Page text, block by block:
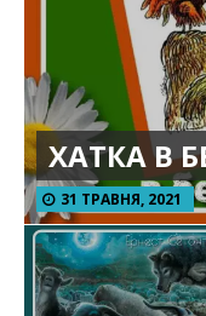
ХАТКА В
31 ТРАВНЯ, 2021